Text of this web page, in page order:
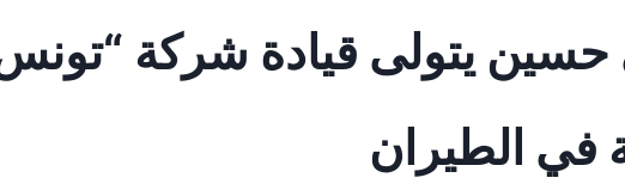
يتولى قيادة شركة
في الطيران